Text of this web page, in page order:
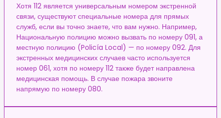
Хотя 112 является универсальным номером экстренной
связи, существуют специальные номера для прямых
служб, если вы точно знаете, что вам нужно. Например,
Национальную полицию можно вызвать по номеру 091, а
местную полицию (Policía Local) — по номеру 092. Для
экстренных медицинских случаев часто используется
номер 061, хотя по номеру 112 также будет направлена
медицинская помощь. В случае пожара звоните
напрямую по номеру 080.